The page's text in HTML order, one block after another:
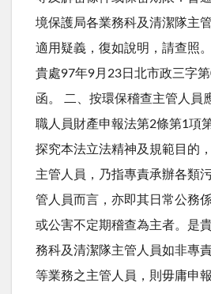
境保護局各業務科及清潔隊主
適用疑義，復如說明，請查
貴處97年9月23日北市政三字
函。 二、按環保稽查主管人員
職人員財產申報法第2條第1項
探究本法立法精神及規範目的
主管人員，乃指專責承辦各類
管人員而言，亦即其日常公務
或公害不定期稽查為主者。是
務科及清潔隊主管人員如非專
等業務之主管人員，則毋庸申